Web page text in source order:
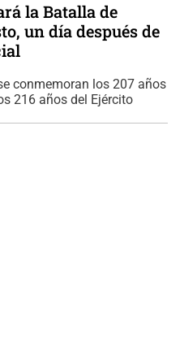
la Batalla de
un día después de
conmemoran los 207 años
216 años del Ejército